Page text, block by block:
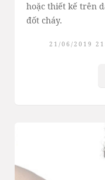
hoặc thiết kế trên
đốt cháy.
21/06/2019